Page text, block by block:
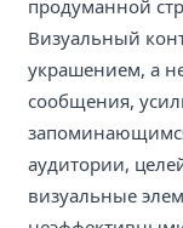
продуманной
Визуальный
украшением, а
сообщения,
аудитории,
визуальные